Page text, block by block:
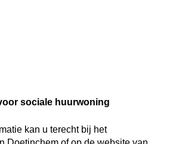
sociale huurwoning
kan u terecht bij het